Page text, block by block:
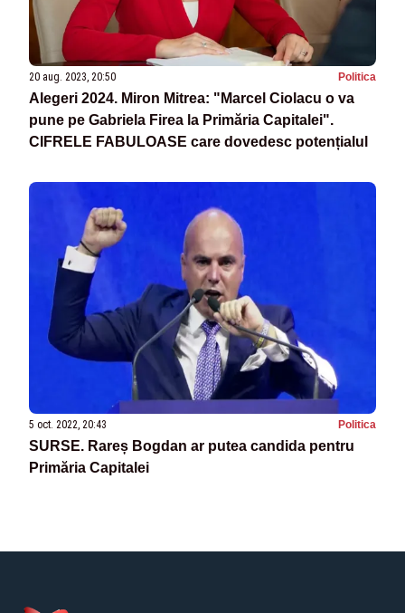
20 aug. 2023, 20:50 Politica
Alegeri 2024. Miron Mitrea: "Marcel Ciolacu o va
pune pe Gabriela Firea la Primăria Capitalei".
CIFRELE FABULOASE care dovedesc potențialul
5 oct. 2022, 20:43 Politica
SURSE. Rareș Bogdan ar putea candida pentru
Primăria Capitalei